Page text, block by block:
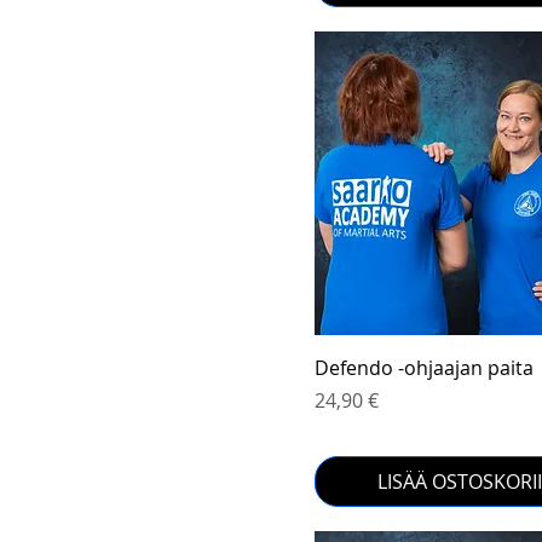
Pikakatselu
Defendo -ohjaajan paita
Hinta
24,90 €
LISÄÄ